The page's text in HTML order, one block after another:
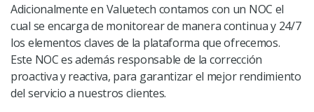
Adicionalmente en Valuetech contamos con un NOC el
cual se encarga de monitorear de manera continua y 24/7
los elementos claves de la plataforma que ofrecemos.
Este NOC es además responsable de la corrección
proactiva y reactiva, para garantizar el mejor rendimiento
del servicio a nuestros clientes.